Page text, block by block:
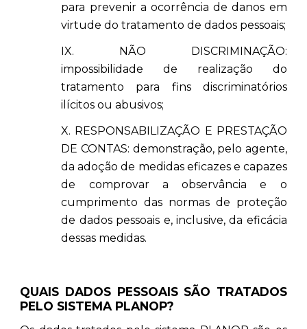
para prevenir a ocorrência de danos em
virtude do tratamento de dados pessoais;
IX. NÃO DISCRIMINAÇÃO:
impossibilidade de realização do
tratamento para fins discriminatórios
ilícitos ou abusivos;
X. RESPONSABILIZAÇÃO E PRESTAÇÃO
DE CONTAS: demonstração, pelo agente,
da adoção de medidas eficazes e capazes
de comprovar a observância e o
cumprimento das normas de proteção
de dados pessoais e, inclusive, da eficácia
dessas medidas.
QUAIS DADOS PESSOAIS SÃO TRATADOS
PELO SISTEMA PLANOP?